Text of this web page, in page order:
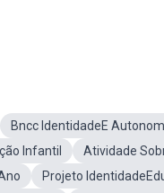
Bncc IdentidadeE
Infantil
Atividade
Projeto